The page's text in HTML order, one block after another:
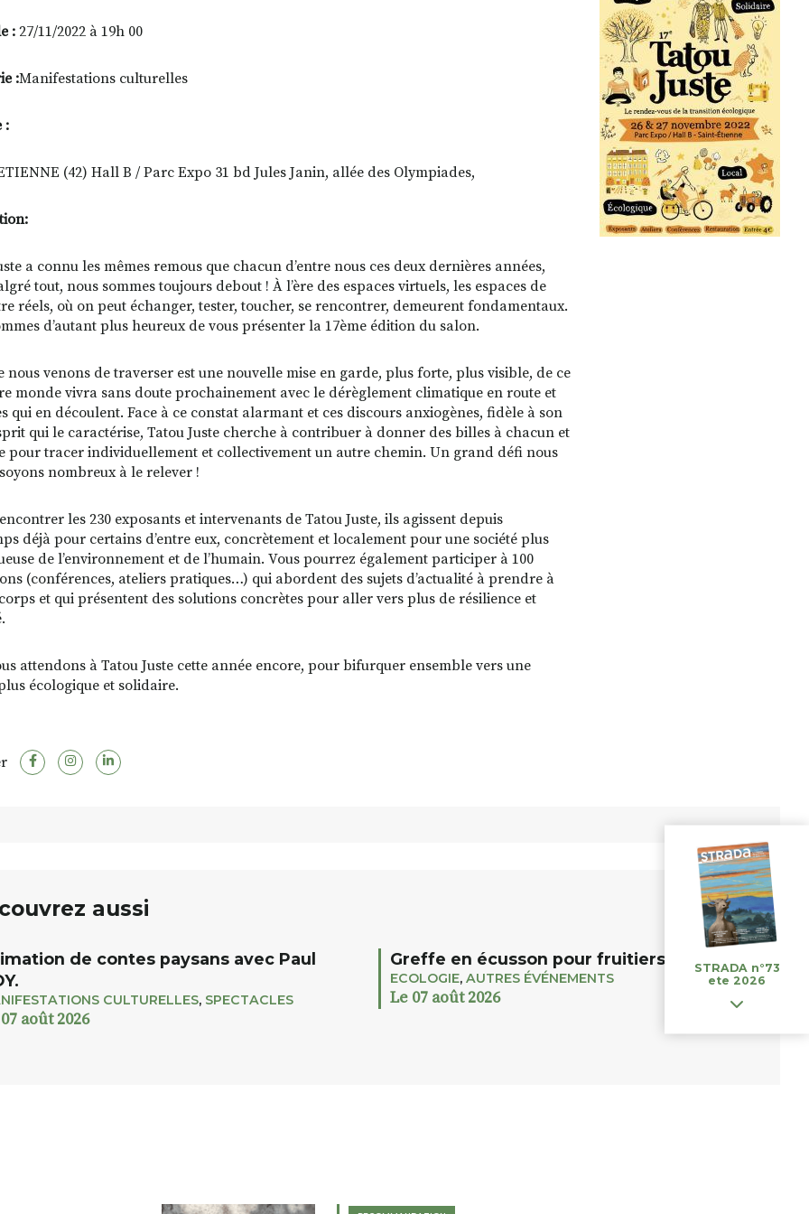
: 27/11/2022 à 19h 00
:Manifestations culturelles
:
(42) Hall B / Parc Expo 31 bd Jules Janin, allée des Olympiades,
a connu les mêmes remous que chacun d’entre nous ces deux dernières années,
tout, nous sommes toujours debout ! À l’ère des espaces virtuels, les espaces de
réels, où on peut échanger, tester, toucher, se rencontrer, demeurent fondamentaux.
d’autant plus heureux de vous présenter la 17ème édition du salon.
nous venons de traverser est une nouvelle mise en garde, plus forte, plus visible, de ce
monde vivra sans doute prochainement avec le dérèglement climatique en route et
qui en découlent. Face à ce constat alarmant et ces discours anxiogènes, fidèle à son
qui le caractérise, Tatou Juste cherche à contribuer à donner des billes à chacun et
pour tracer individuellement et collectivement un autre chemin. Un grand défi nous
nombreux à le relever !
les 230 exposants et intervenants de Tatou Juste, ils agissent depuis
déjà pour certains d’entre eux, concrètement et localement pour une société plus
de l’environnement et de l’humain. Vous pourrez également participer à 100
(conférences, ateliers pratiques…) qui abordent des sujets d’actualité à prendre à
et qui présentent des solutions concrètes pour aller vers plus de résilience et
attendons à Tatou Juste cette année encore, pour bifurquer ensemble vers une
écologique et solidaire.
aussi
de contes paysans avec Paul
CULTURELLES, SPECTACLES
août 2026
Greffe en écusson pour fruitiers et rosiers
ECOLOGIE, AUTRES ÉVÉNEMENTS
Le 07 août 2026
STRADA n°73
ete 2026